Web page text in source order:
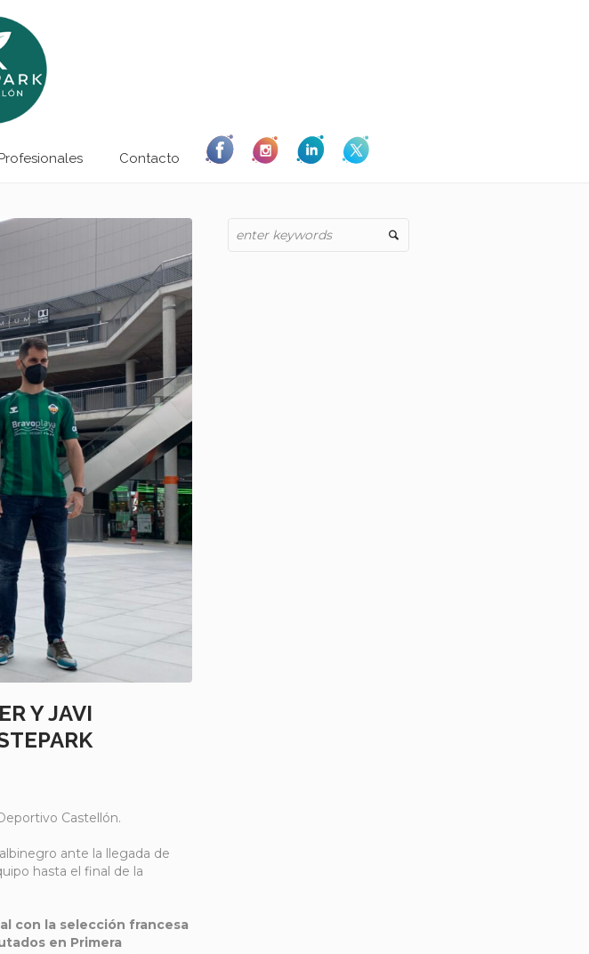
Contacto
Y JAVI
Castellón.
ante la llegada de
hasta el final de la
con la selección francesa
en Primera